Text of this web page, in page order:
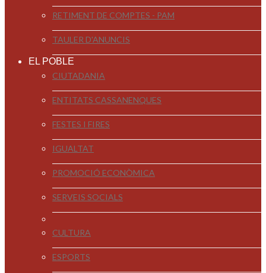
RETIMENT DE COMPTES - PAM
TAULER D'ANUNCIS
EL POBLE
CIUTADANIA
ENTITATS CASSANENQUES
FESTES I FIRES
IGUALTAT
PROMOCIÓ ECONÒMICA
SERVEIS SOCIALS
CULTURA
ESPORTS